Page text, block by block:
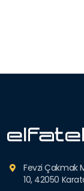
Fevzi Çakmak
10, 42050